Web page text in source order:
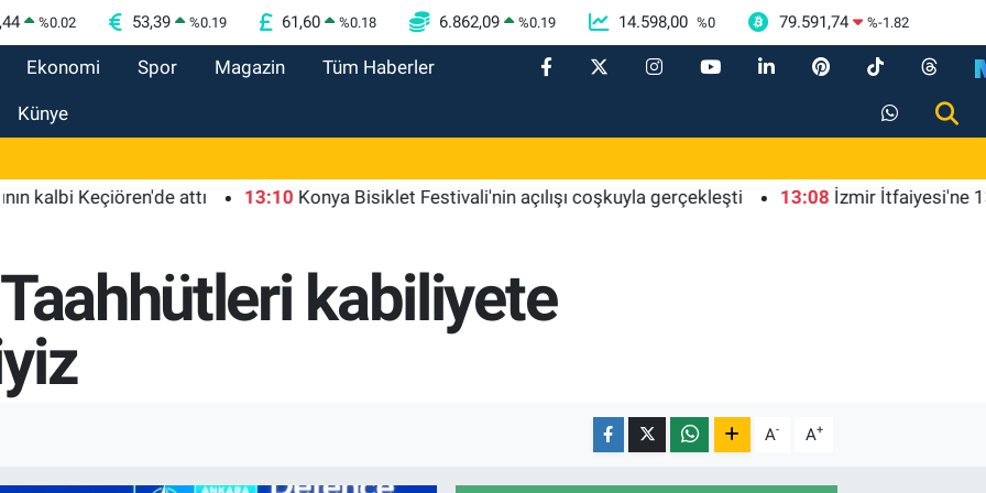
%0.02 53,39 %0.19 61,60 %0.18 6.862,09 %0.19 14.598,00 %0 79.591,74 %-1.82
Ekonomi Spor Magazin Tüm Haberler
Künye
Keçiören'de attı 13:10 Konya Bisiklet Festivali'nin açılışı coşkuyla gerçekleşti 13:08 İzmir İtfaiyesi'ne 13,5
kabiliyete
A- A+